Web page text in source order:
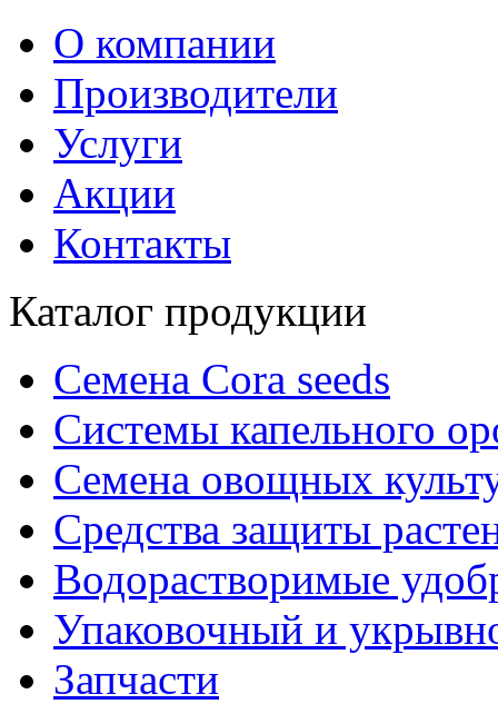
О компании
Производители
Услуги
Акции
Контакты
Каталог продукции
Семена Cora seeds
Системы капельного
Семена овощных
Средства защиты
Водорастворимые
Упаковочный и
Запчасти